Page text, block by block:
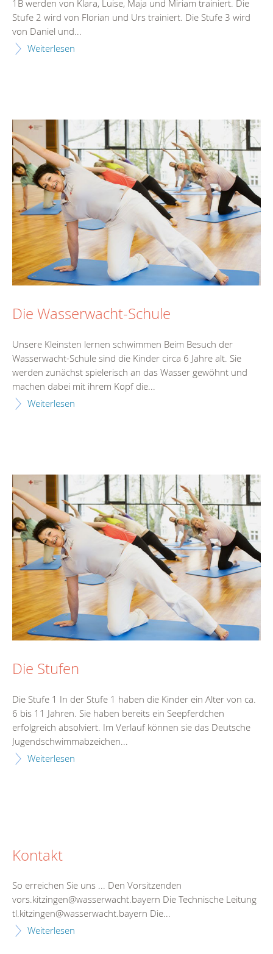
1B werden von Klara, Luise, Maja und Miriam trainiert. Die
Stufe 2 wird von Florian und Urs trainiert. Die Stufe 3 wird
von Daniel und...
Weiterlesen
Die Wasserwacht-Schule
Unsere Kleinsten lernen schwimmen Beim Besuch der
Wasserwacht-Schule sind die Kinder circa 6 Jahre alt. Sie
werden zunächst spielerisch an das Wasser gewöhnt und
machen dabei mit ihrem Kopf die...
Weiterlesen
Die Stufen
Die Stufe 1 In der Stufe 1 haben die Kinder ein Alter von ca.
6 bis 11 Jahren. Sie haben bereits ein Seepferdchen
erfolgreich absolviert. Im Verlauf können sie das Deutsche
Jugendschwimmabzeichen...
Weiterlesen
Kontakt
So erreichen Sie uns ... Den Vorsitzenden
vors.kitzingen@wasserwacht.bayern Die Technische Leitung
tl.kitzingen@wasserwacht.bayern Die...
Weiterlesen